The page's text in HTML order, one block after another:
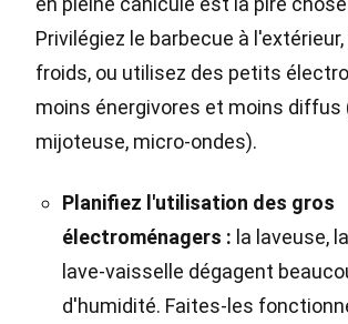
Privilégiez le barbecue à
froids, ou utilisez des petits
moins énergivores et moins diffus
mijoteuse, micro-ondes).
Planifiez l'utilisation des gros
électroménagers : la laveuse,
lave-vaisselle dégagent
d'humidité. Faites-les